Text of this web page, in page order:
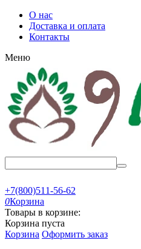
О нас
Доставка и оплата
Контакты
Меню
+7(800)511-56-62
0Корзина
Товары в корзине:
Корзина пуста
Корзина Оформить заказ